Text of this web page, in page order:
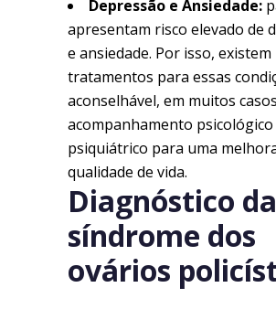
Depressão e Ansiedade:
apresentam risco elevado de
e ansiedade. Por isso, existem
tratamentos para essas
aconselhável, em muitos
acompanhamento
psiquiátrico para uma
qualidade de vida.
Diagnóstico da
síndrome dos
ovários